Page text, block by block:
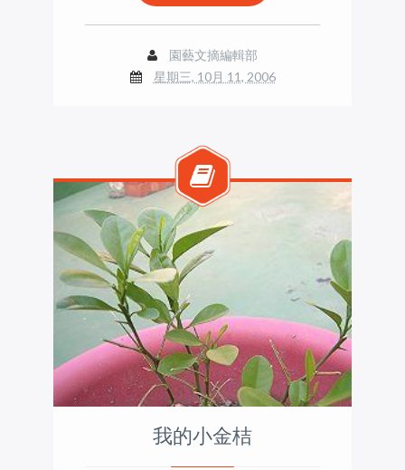
園藝文摘編輯部
星期三, 10月 11, 2006
我的小金桔